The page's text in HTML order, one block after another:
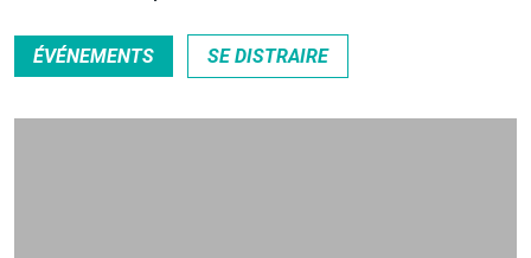
ÉVÉNEMENTS SE DISTRAIRE